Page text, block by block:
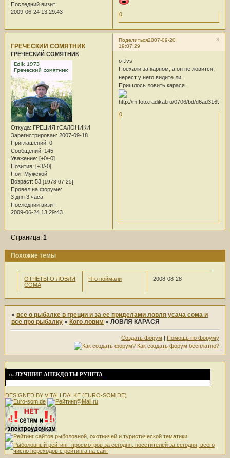
Последний визит:
2009-06-24 13:29:43
0
Поделиться 3
2007-09-20
19:07:29
ГРЕЧЕСКИЙ СОМЯТНИК
ГРЕЧЕСКИЙ СОМЯТНИК
Откуда: ГРЕЦИЯ.гСАЛОНИКИ
Зарегистрирован: 2007-09-18
Приглашений: 0
Сообщений: 145
Уважение: [+0/-0]
Позитив: [+3/-0]
Пол: Мужской
Возраст: 53 [1973-07-25]
Провел на форуме:
3 дня 3 часа
Последний визит:
2009-06-24 13:29:43
от.lvs
Поехали за карпом, а он не ловится,
нерест у него видите ли.
Пришлось ловить карася.
0
Страница:1
Похожие темы
ОТЧЕТЫ О ЛОВЛИ
СОМА
Что поймали 2008-08-28
»все о рыбалке в греции и за ее приделами ловля усача сома и
все про рыбалку » Кого ловим »ЛОВЛЯ КАРАСЯ
Создать форум Помощь по форуму
::. ЛУЧШИЕ АНЕКДОТЫ РУНЕТА
DESIGNED BY VITALI DALKE (EURO-SOM.DE)